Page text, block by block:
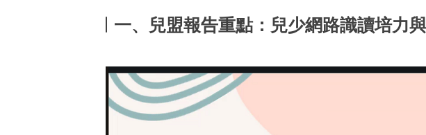
一、兒盟報告重點：兒少網路識讀培力